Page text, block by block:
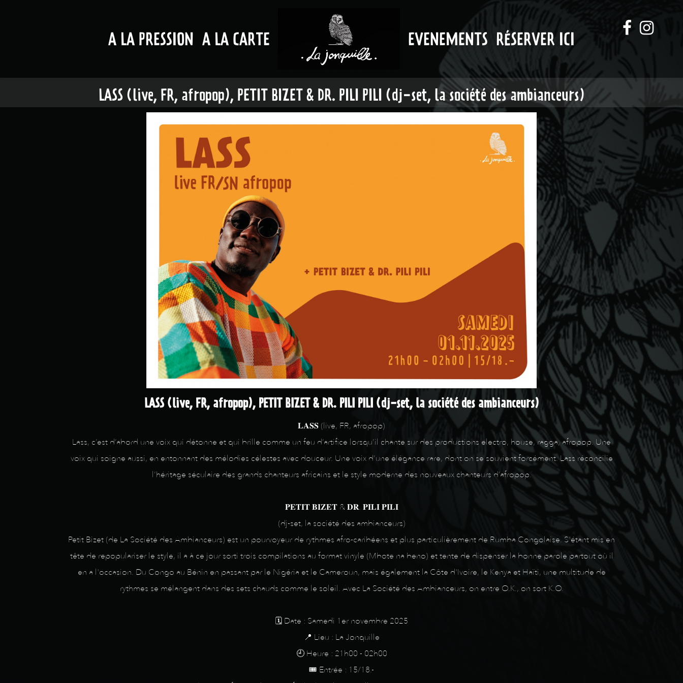
A LA PRESSION A LA CARTE EVENEMENTS RÉSERVER ICI
LASS (live, FR, afropop), PETIT BIZET & DR. PILI PILI (dj-set, la société des ambianceurs)
LASS (live, FR, afropop), PETIT BIZET & DR. PILI PILI (dj-set, la société des ambianceurs)
𝐋𝐀𝐒𝐒 (live, FR, afropop)
Lass, c’est d’abord une voix qui détonne et qui brille comme un feu d’artifice lorsqu’il chante sur des productions electro, house, ragga, afropop. Une
voix qui soigne aussi, en entonnant des mélodies célestes avec douceur. Une voix d’une élégance rare, dont on se souvient forcément. Lass réconcilie
l’héritage séculaire des grands chanteurs africains et le style moderne des nouveaux chanteurs d’afropop.
𝐏𝐄𝐓𝐈𝐓 𝐁𝐈𝐙𝐄𝐓 & 𝐃𝐑. 𝐏𝐈𝐋𝐈 𝐏𝐈𝐋𝐈
(dj-set, la société des ambianceurs)
Petit Bizet (de La Société des Ambianceurs) est un pourvoyeur de rythmes afro-caribéens et plus particulièrement de Rumba Congolaise. S'étant mis en
tête de repopulariser le style, il a à ce jour sorti trois compilations au format vinyle (Mbote na beno) et tente de dispenser la bonne parole partout où il
en a l'occasion. Du Congo au Bénin en passant par le Nigéria et le Cameroun, mais également la Côte d'Ivoire, le Kenya et Haïti, une multitude de
rythmes se mélangent dans des sets chauds comme le soleil. Avec La Société des Ambianceurs, on entre O.K., on sort K.O.
🗓️ Date : Samedi 1er novembre 2025
📍 Lieu : La Jonquille
🕘 Heure : 21h00 - 02h00
🎟️ Entrée : 15/18.-